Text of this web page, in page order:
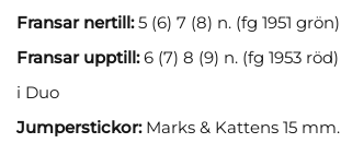
Fransar nertill:5 (6) 7 (8) n. (fg 1951 grön)
Fransar upptill:6 (7) 8 (9) n. (fg 1953 röd)
i Duo
Jumperstickor:Marks & Kattens 15 mm.